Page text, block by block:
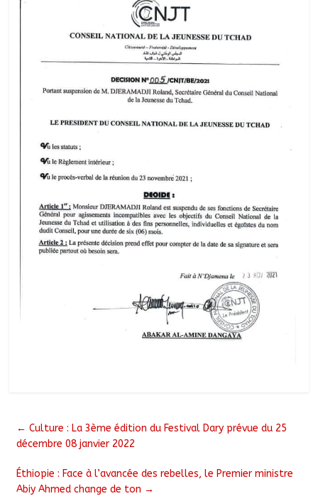
← Culture : La 3ème édition du Festival Dary prévue du 25
décembre 08 janvier 2022
Éthiopie : Face à l’avancée des rebelles, le Premier ministre
Abiy Ahmed change de ton →